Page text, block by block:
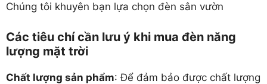
Chúng tôi khuyên bạn lựa chọn đèn sân vườn
Các tiêu chí cần lưu ý khi mua đèn năng
lượng mặt trời
Chất lượng sản phẩm: Để đảm bảo được chất lượng